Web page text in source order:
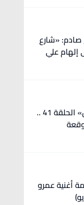
صادم: «شارع
إلهام علي
مسلسل «حب على ورق» الحلقة 41 ..
أغنية عمرو